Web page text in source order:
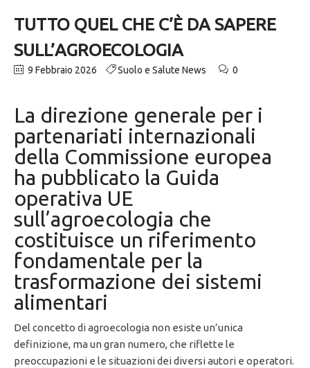
TUTTO QUEL CHE C’È DA SAPERE
SULL’AGROECOLOGIA
9 Febbraio 2026 Suolo e Salute News 0
La direzione generale per i
partenariati internazionali
della Commissione europea
ha pubblicato la Guida
operativa UE
sull’agroecologia che
costituisce un riferimento
fondamentale per la
trasformazione dei sistemi
alimentari
Del concetto di agroecologia non esiste un’unica
definizione, ma un gran numero, che riflette le
preoccupazioni e le situazioni dei diversi autori e operatori.